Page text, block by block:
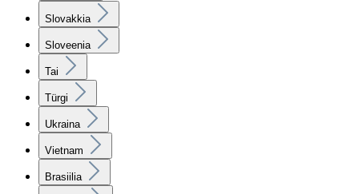
Slovakkia
Sloveenia
Tai
Türgi
Ukraina
Vietnam
Brasiilia